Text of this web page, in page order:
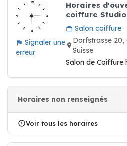
Signaler une
erreur
Horaires
coiffure
Salon coiffure
Dorfstrasse
Suisse
Salon de Coiffure
Horaires non renseignés
Voir tous les horaires